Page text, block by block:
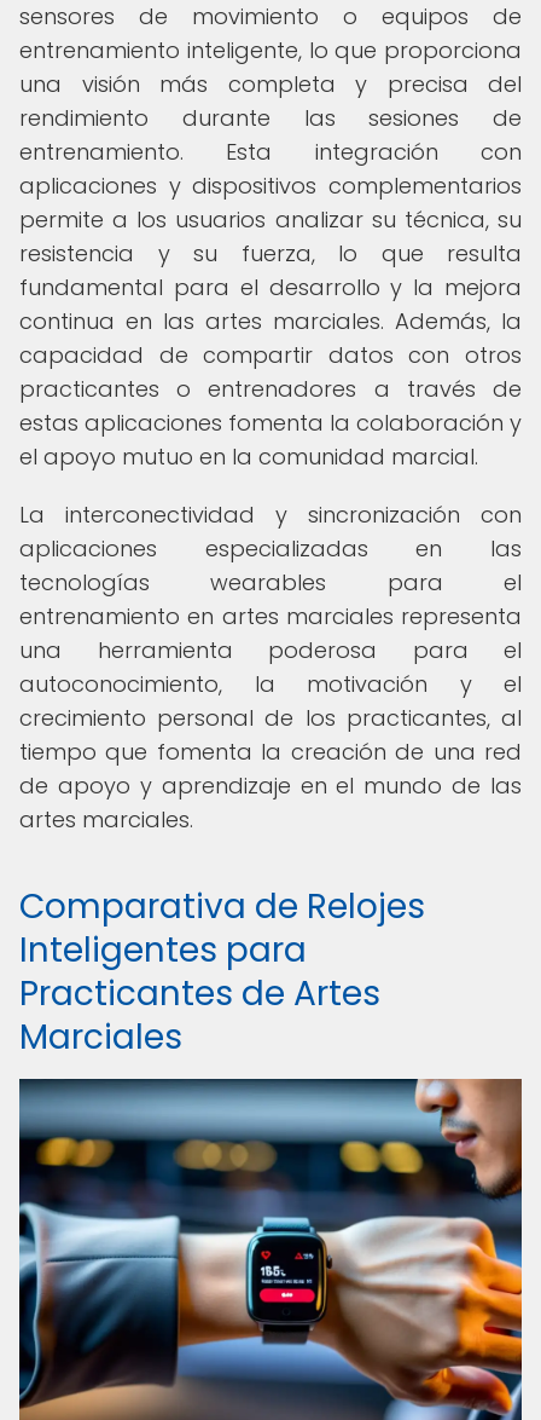
sensores de movimiento o equipos de
entrenamiento inteligente, lo que proporciona
una visión más completa y precisa del
rendimiento durante las sesiones de
entrenamiento. Esta integración con
aplicaciones y dispositivos complementarios
permite a los usuarios analizar su técnica, su
resistencia y su fuerza, lo que resulta
fundamental para el desarrollo y la mejora
continua en las artes marciales. Además, la
capacidad de compartir datos con otros
practicantes o entrenadores a través de
estas aplicaciones fomenta la colaboración y
el apoyo mutuo en la comunidad marcial.
La interconectividad y sincronización con
aplicaciones especializadas en las
tecnologías wearables para el
entrenamiento en artes marciales representa
una herramienta poderosa para el
autoconocimiento, la motivación y el
crecimiento personal de los practicantes, al
tiempo que fomenta la creación de una red
de apoyo y aprendizaje en el mundo de las
artes marciales.
Comparativa de Relojes
Inteligentes para
Practicantes de Artes
Marciales